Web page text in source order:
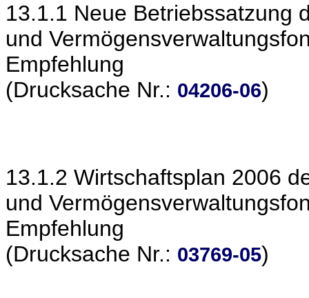
13.1.1 Neue Betriebssatzung
und
Empfehlung
(Drucksache Nr.: 04206-06)
13.1.2 Wirtschaftsplan 2006
und
Empfehlung
(Drucksache Nr.: 03769-05)